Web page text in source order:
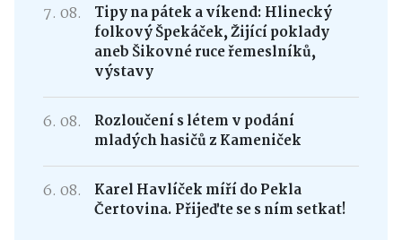
7. 08.
Tipy na pátek a víkend: Hlinecký
folkový Špekáček, Žijící poklady
aneb Šikovné ruce řemeslníků,
výstavy
6. 08.
Rozloučení s létem v podání
mladých hasičů z Kameniček
6. 08.
Karel Havlíček míří do Pekla
Čertovina. Přijeďte se s ním setkat!